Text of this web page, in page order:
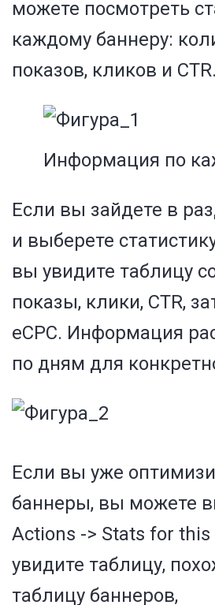
можете посмотреть
каждому баннеру:
показов, кликов и CTR.
Информация по
Если вы зайдете в
и выберете
вы увидите таблицу
показы, клики, CTR,
eCPC. Информация
по дням для
Если вы уже
баннеры, вы можете
Actions -> Stats for
увидите таблицу,
таблицу баннеров,